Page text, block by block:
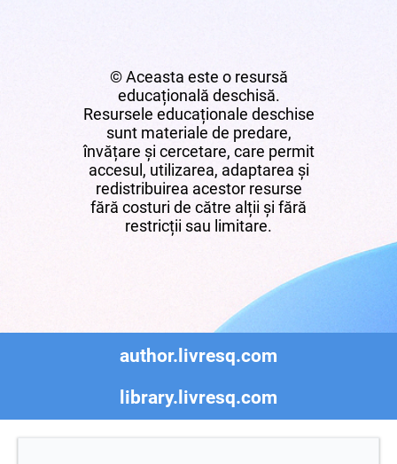
© Aceasta este o resursă
educațională deschisă.
Resursele educaționale deschise
sunt materiale de predare,
învățare și cercetare, care permit
accesul, utilizarea, adaptarea și
redistribuirea acestor resurse
fără costuri de către alții și fără
restricții sau limitare.
author.livresq.com
library.livresq.com